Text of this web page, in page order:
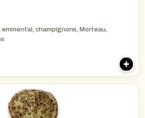
champignons, Morteau,